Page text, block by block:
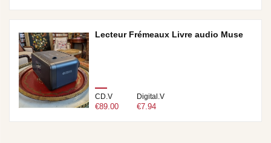
Lecteur Frémeaux Livre audio Muse
CD.V
€89.00
Digital.V
€7.94